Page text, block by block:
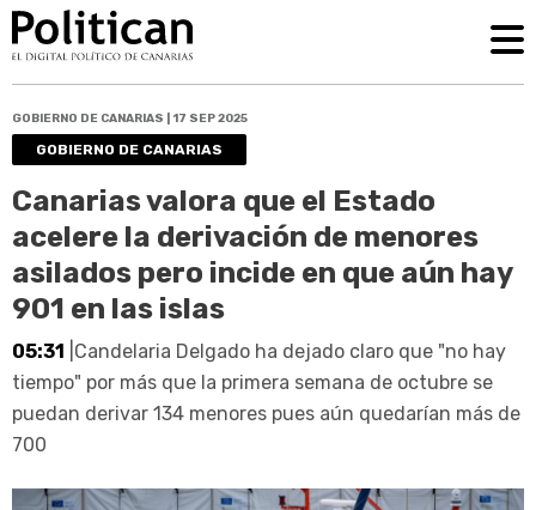
GOBIERNO DE CANARIAS | 17 SEP 2025
GOBIERNO DE CANARIAS
Canarias valora que el Estado
acelere la derivación de menores
asilados pero incide en que aún hay
901 en las islas
05:31 |Candelaria Delgado ha dejado claro que "no hay
tiempo" por más que la primera semana de octubre se
puedan derivar 134 menores pues aún quedarían más de
700